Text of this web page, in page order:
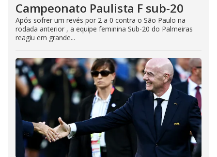
Campeonato Paulista F sub-20
Após sofrer um revés por 2 a 0 contra o São Paulo na
rodada anterior , a equipe feminina Sub-20 do Palmeiras
reagiu em grande...